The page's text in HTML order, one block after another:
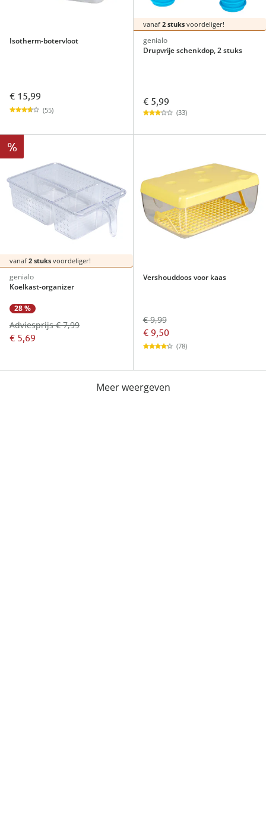
Isotherm-botervloot
€ 15,99
(55)
vanaf 2 stuksvoordeliger!
genialo
Drupvrije schenkdop, 2 stuks
€ 5,99
(33)
%
vanaf 2 stuks voordeliger!
genialo
Koelkast-organizer
28 %
€ 5,69
Adviesprijs € 7,99
Vershouddoos voor kaas
€ 9,99
€ 9,50
(78)
Meer weergeven